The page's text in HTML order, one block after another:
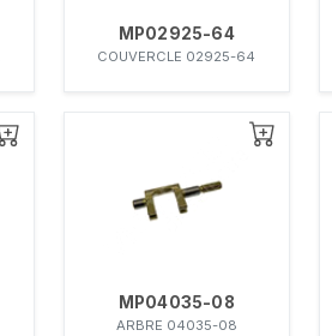
MP02925-64
COUVERCLE 02925-64
MP04035-08
ARBRE 04035-08